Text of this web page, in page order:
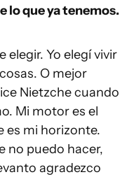
lo que ya tenemos.
elegir. Yo elegí vivir
O mejor
Nietzche cuando
Mi motor es el
es mi horizonte.
no puedo hacer,
agradezco